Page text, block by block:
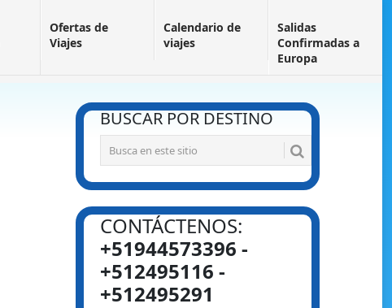
Ofertas de
Viajes
Calendario de
viajes
Salidas
Confirmadas a
Europa
BUSCAR POR DESTINO
CONTÁCTENOS:
+51944573396 -
+512495116 -
+512495291